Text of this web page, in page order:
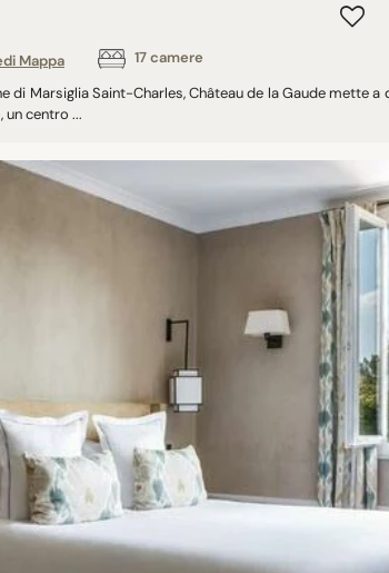
Mappa 17 camere
di Marsiglia Saint-Charles, Château de la Gaude mette a
un centro ...